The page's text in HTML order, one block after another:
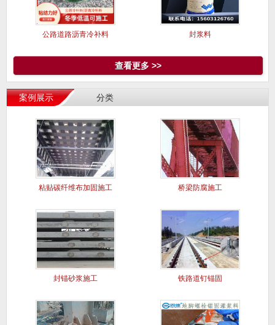
公路道路沥青冷补料 封浆料
查看更多 >>
案例展示 分类
粘贴碳纤维布加固施工 桥梁防腐施工
封锚砂浆施工 铁路道钉锚固